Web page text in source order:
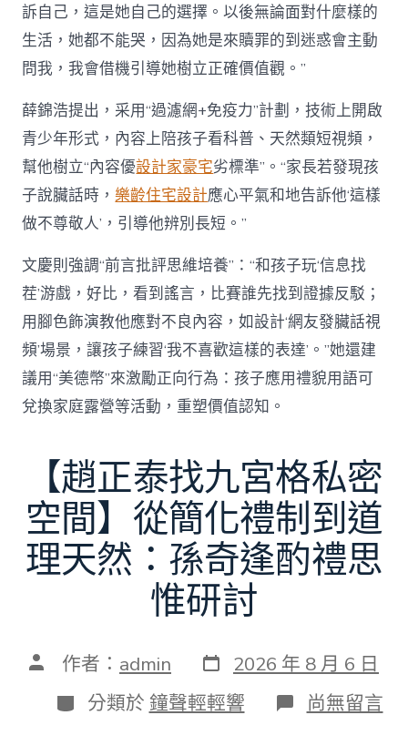
訴自己，這是她自己的選擇。以後無論面對什麼樣的
生活，她都不能哭，因為她是來贖罪的到迷惑會主動
問我，我會借機引導她樹立正確價值觀。”
薛錦浩提出，采用“過濾網+免疫力”計劃，技術上開啟
青少年形式，內容上陪孩子看科普、天然類短視頻，
幫他樹立“內容優設計家豪宅劣標準”。“家長若發現孩
子說臟話時，樂齡住宅設計應心平氣和地告訴他‘這樣
做不尊敬人’，引導他辨別長短。”
文慶則強調“前言批評思維培養”：“和孩子玩‘信息找
茬’游戲，好比，看到謠言，比賽誰先找到證據反駁；
用腳色飾演教他應對不良內容，如設計‘網友發臟話視
頻’場景，讓孩子練習‘我不喜歡這樣的表達’。”她還建
議用“美德幣”來激勵正向行為：孩子應用禮貌用語可
兌換家庭露營等活動，重塑價值認知。
【趙正泰找九宮格私密
空間】從簡化禮制到道
理天然：孫奇逢酌禮思
惟研討
文 作者： admin 發
表
日
期
2026 年 8 月 6 日
分
類
分類於 鐘聲輕輕響 在
〈【趙
尚無留言